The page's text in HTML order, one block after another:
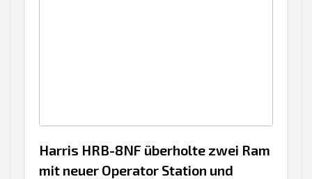
Harris HRB-8NF überholte zwei Ram
mit neuer Operator Station und